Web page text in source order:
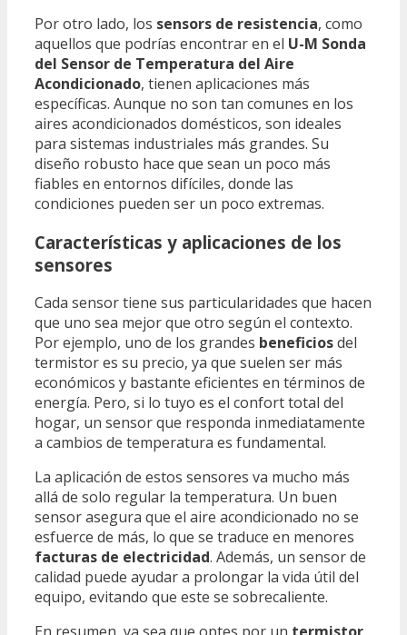
Por otro lado, los sensors de resistencia, como
aquellos que podrías encontrar en el U-M Sonda
del Sensor de Temperatura del Aire
Acondicionado, tienen aplicaciones más
específicas. Aunque no son tan comunes en los
aires acondicionados domésticos, son ideales
para sistemas industriales más grandes. Su
diseño robusto hace que sean un poco más
fiables en entornos difíciles, donde las
condiciones pueden ser un poco extremas.
Características y aplicaciones de los
sensores
Cada sensor tiene sus particularidades que hacen
que uno sea mejor que otro según el contexto.
Por ejemplo, uno de los grandes beneficiosdel
termistor es su precio, ya que suelen ser más
económicos y bastante eficientes en términos de
energía. Pero, si lo tuyo es el confort total del
hogar, un sensor que responda inmediatamente
a cambios de temperatura es fundamental.
La aplicación de estos sensores va mucho más
allá de solo regular la temperatura. Un buen
sensor asegura que el aire acondicionado no se
esfuerce de más, lo que se traduce en menores
facturas de electricidad. Además, un sensor de
calidad puede ayudar a prolongar la vida útil del
equipo, evitando que este se sobrecaliente.